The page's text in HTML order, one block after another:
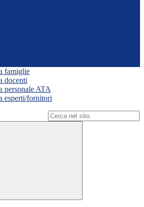
famiglie
docenti
personale ATA
esperti/fornitori